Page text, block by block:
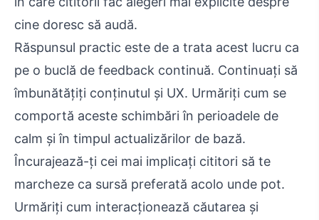
cine doresc să audă.
Răspunsul practic este de a trata acest lucru ca
pe o buclă de feedback continuă. Continuați să
îmbunătățiți conținutul și UX. Urmăriți cum se
comportă aceste schimbări în perioadele de
calm și în timpul actualizărilor de bază.
Încurajează-ți cei mai implicați cititori să te
marcheze ca sursă preferată acolo unde pot.
Urmăriți cum interacționează căutarea și